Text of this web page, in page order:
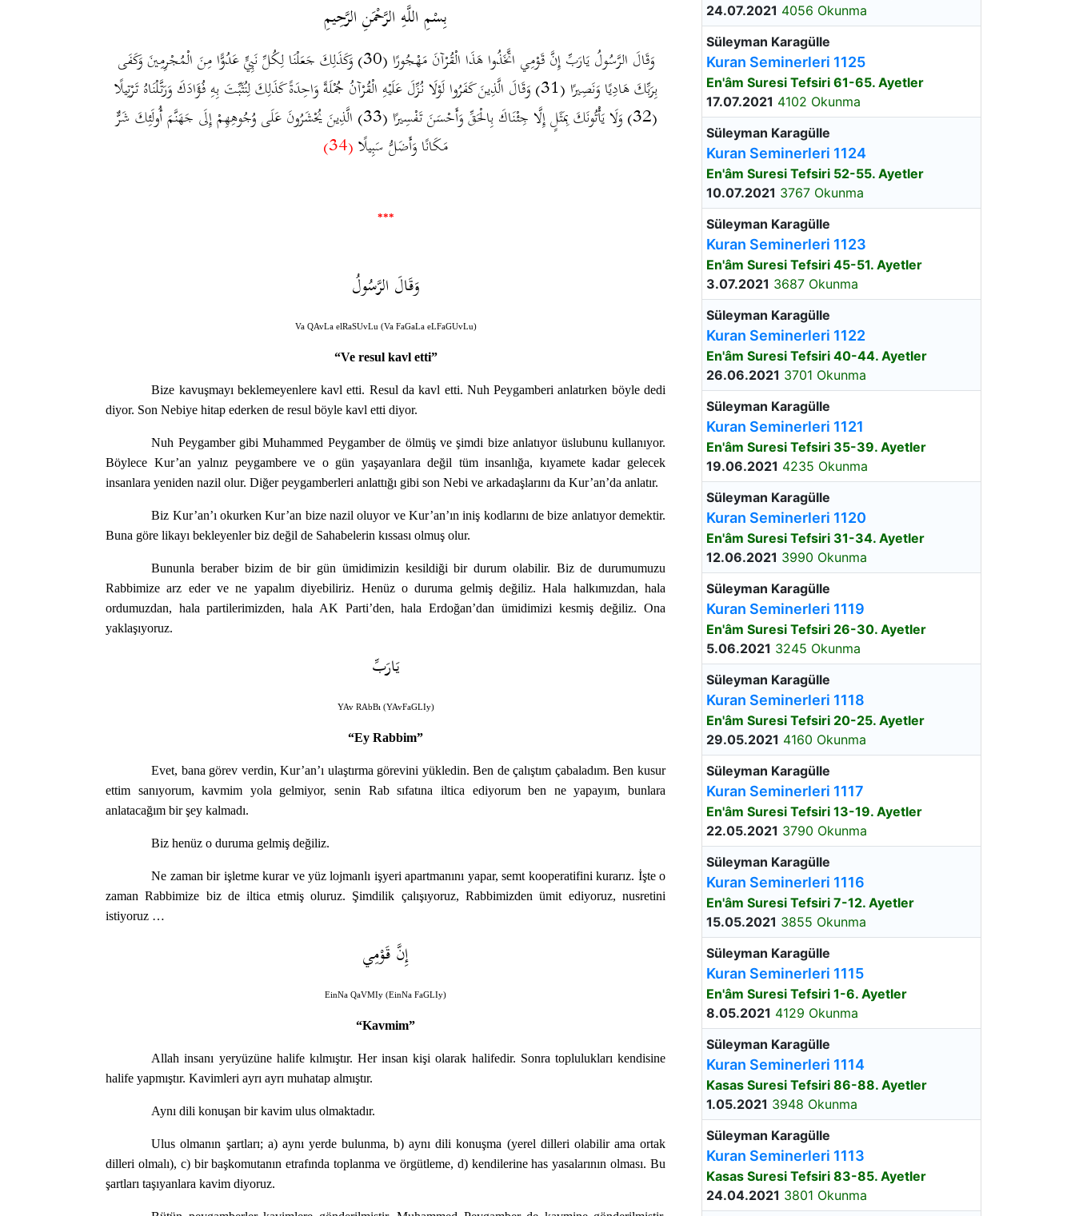
بِسْمِ اللَّهِ الرَّحْمَنِ الرَّحِيمِ
وَقَالَ الرَّسُولُ يَارَبِّ إِنَّ قَوْمِي اتَّخَذُوا هَذَا الْقُرْآنَ مَهْجُورًا (30) وَكَذَلِكَ جَعَلْنَا لِكُلِّ نَبِيٍّ عَدُوًّا مِنَ الْمُجْرِمِينَ وَكَفَى
بِرَبِّكَ هَادِيًا وَنَصِيرًا (31) وَقَالَ الَّذِينَ كَفَرُوا لَوْلَا نُزِّلَ عَلَيْهِ الْقُرْآنُ جُمْلَةً وَاحِدَةً كَذَلِكَ لِنُثَبِّتَ بِهِ فُؤَادَكَ وَرَتَّلْنَاهُ تَرْتِيلًا
(32) وَلَا يَأْتُونَكَ بِمَثَلٍ إِلَّا جِئْنَاكَ بِالْحَقِّ وَأَحْسَنَ تَفْسِيرًا (33) الَّذِينَ يُحْشَرُونَ عَلَى وُجُوهِهِمْ إِلَى جَهَنَّمَ أُولَئِكَ شَرٌّ
مَكَانًا وَأَضَلُّ سَبِيلًا(34)
***
وَقَالَ الرَّسُولُ
Va QAvLa elRaSUvLu (Va FaGaLa eLFaGUvLu)
“Ve resul kavl etti”
Bize kavuşmayı beklemeyenlere kavl etti. Resul da kavl etti. Nuh Peygamberi anlatırken böyle dedi
diyor. Son Nebiye hitap ederken de resul böyle kavl etti diyor.
Nuh Peygamber gibi Muhammed Peygamber de ölmüş ve şimdi bize anlatıyor üslubunu kullanıyor.
Böylece Kur’an yalnız peygambere ve o gün yaşayanlara değil tüm insanlığa, kıyamete kadar gelecek
insanlara yeniden nazil olur. Diğer peygamberleri anlattığı gibi son Nebi ve arkadaşlarını da Kur’an’da anlatır.
Biz Kur’an’ı okurken Kur’an bize nazil oluyor ve Kur’an’ın iniş kodlarını de bize anlatıyor demektir.
Buna göre likayı bekleyenler biz değil de Sahabelerin kıssası olmuş olur.
Bununla beraber bizim de bir gün ümidimizin kesildiği bir durum olabilir. Biz de durumumuzu
Rabbimize arz eder ve ne yapalım diyebiliriz. Henüz o duruma gelmiş değiliz. Hala halkımızdan, hala
ordumuzdan, hala partilerimizden, hala AK Parti’den, hala Erdoğan’dan ümidimizi kesmiş değiliz. Ona
yaklaşıyoruz.
يَارَبِّ
YAv RAbBı (YAvFaGLIy)
“Ey Rabbim”
Evet, bana görev verdin, Kur’an’ı ulaştırma görevini yükledin. Ben de çalıştım çabaladım. Ben kusur
ettim sanıyorum, kavmim yola gelmiyor, senin Rab sıfatına iltica ediyorum ben ne yapayım, bunlara
anlatacağım bir şey kalmadı.
Biz henüz o duruma gelmiş değiliz.
Ne zaman bir işletme kurar ve yüz lojmanlı işyeri apartmanını yapar, semt kooperatifini kurarız. İşte o
zaman Rabbimize biz de iltica etmiş oluruz. Şimdilik çalışıyoruz, Rabbimizden ümit ediyoruz, nusretini
istiyoruz …
إِنَّ قَوْمِي
EinNa QaVMIy (EinNa FaGLIy)
“Kavmim”
Allah insanı yeryüzüne halife kılmıştır. Her insan kişi olarak halifedir. Sonra toplulukları kendisine
halife yapmıştır. Kavimleri ayrı ayrı muhatap almıştır.
Aynı dili konuşan bir kavim ulus olmaktadır.
Ulus olmanın şartları; a) aynı yerde bulunma, b) aynı dili konuşma (yerel dilleri olabilir ama ortak
dilleri olmalı), c) bir başkomutanın etrafında toplanma ve örgütleme, d) kendilerine has yasalarının olması. Bu
şartları taşıyanlara kavim diyoruz.
24.07.2021 4056 Okunma
Süleyman Karagülle
Kuran Seminerleri 1125
En'âm Suresi Tefsiri 61-65. Ayetler
17.07.2021 4102 Okunma
Süleyman Karagülle
Kuran Seminerleri 1124
En'âm Suresi Tefsiri 52-55. Ayetler
10.07.2021 3767 Okunma
Süleyman Karagülle
Kuran Seminerleri 1123
En'âm Suresi Tefsiri 45-51. Ayetler
3.07.2021 3687 Okunma
Süleyman Karagülle
Kuran Seminerleri 1122
En'âm Suresi Tefsiri 40-44. Ayetler
26.06.2021 3701 Okunma
Süleyman Karagülle
Kuran Seminerleri 1121
En'âm Suresi Tefsiri 35-39. Ayetler
19.06.2021 4235 Okunma
Süleyman Karagülle
Kuran Seminerleri 1120
En'âm Suresi Tefsiri 31-34. Ayetler
12.06.2021 3990 Okunma
Süleyman Karagülle
Kuran Seminerleri 1119
En'âm Suresi Tefsiri 26-30. Ayetler
5.06.2021 3245 Okunma
Süleyman Karagülle
Kuran Seminerleri 1118
En'âm Suresi Tefsiri 20-25. Ayetler
29.05.2021 4160 Okunma
Süleyman Karagülle
Kuran Seminerleri 1117
En'âm Suresi Tefsiri 13-19. Ayetler
22.05.2021 3790 Okunma
Süleyman Karagülle
Kuran Seminerleri 1116
En'âm Suresi Tefsiri 7-12. Ayetler
15.05.2021 3855 Okunma
Süleyman Karagülle
Kuran Seminerleri 1115
En'âm Suresi Tefsiri 1-6. Ayetler
8.05.2021 4129 Okunma
Süleyman Karagülle
Kuran Seminerleri 1114
Kasas Suresi Tefsiri 86-88. Ayetler
1.05.2021 3948 Okunma
Süleyman Karagülle
Kuran Seminerleri 1113
Kasas Suresi Tefsiri 83-85. Ayetler
24.04.2021 3801 Okunma